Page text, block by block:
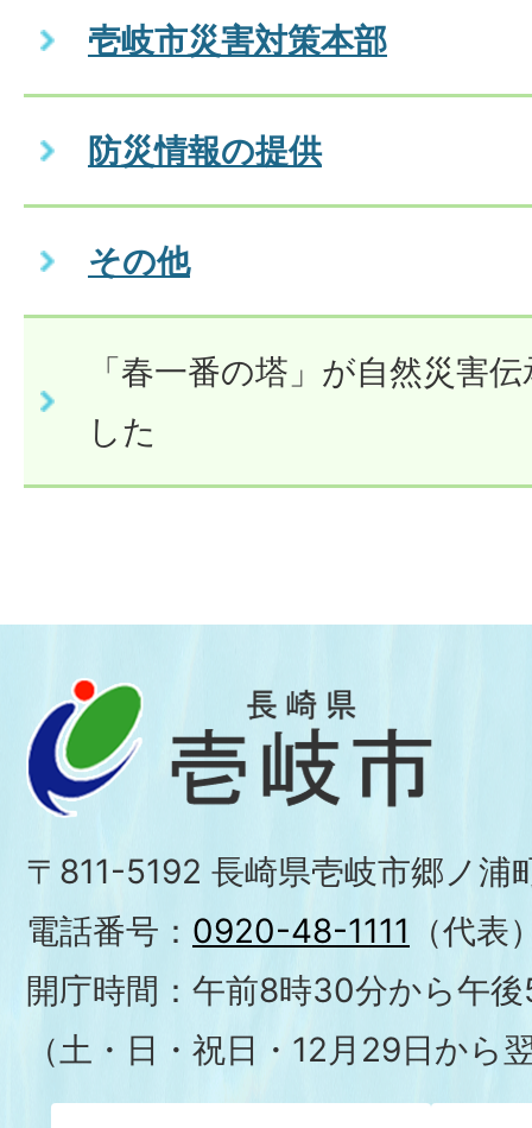
壱岐市災害対策本部
防災情報の提供
その他
「春一番の塔」が自然災害
した
〒811-5192 長崎県壱岐市郷ノ浦
電話番号： 0920-48-1111 （代表
開庁時間：午前8時30分から午
（土・日・祝日・12月29日から